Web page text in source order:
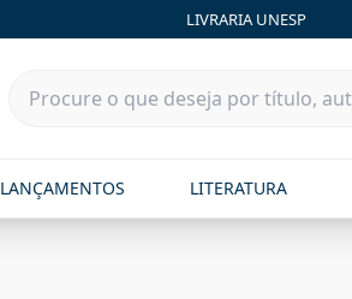
LIVRARIA UNESP
LANÇAMENTOS LITERATURA